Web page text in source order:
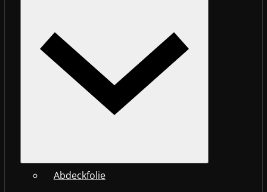
Abdeckfolie